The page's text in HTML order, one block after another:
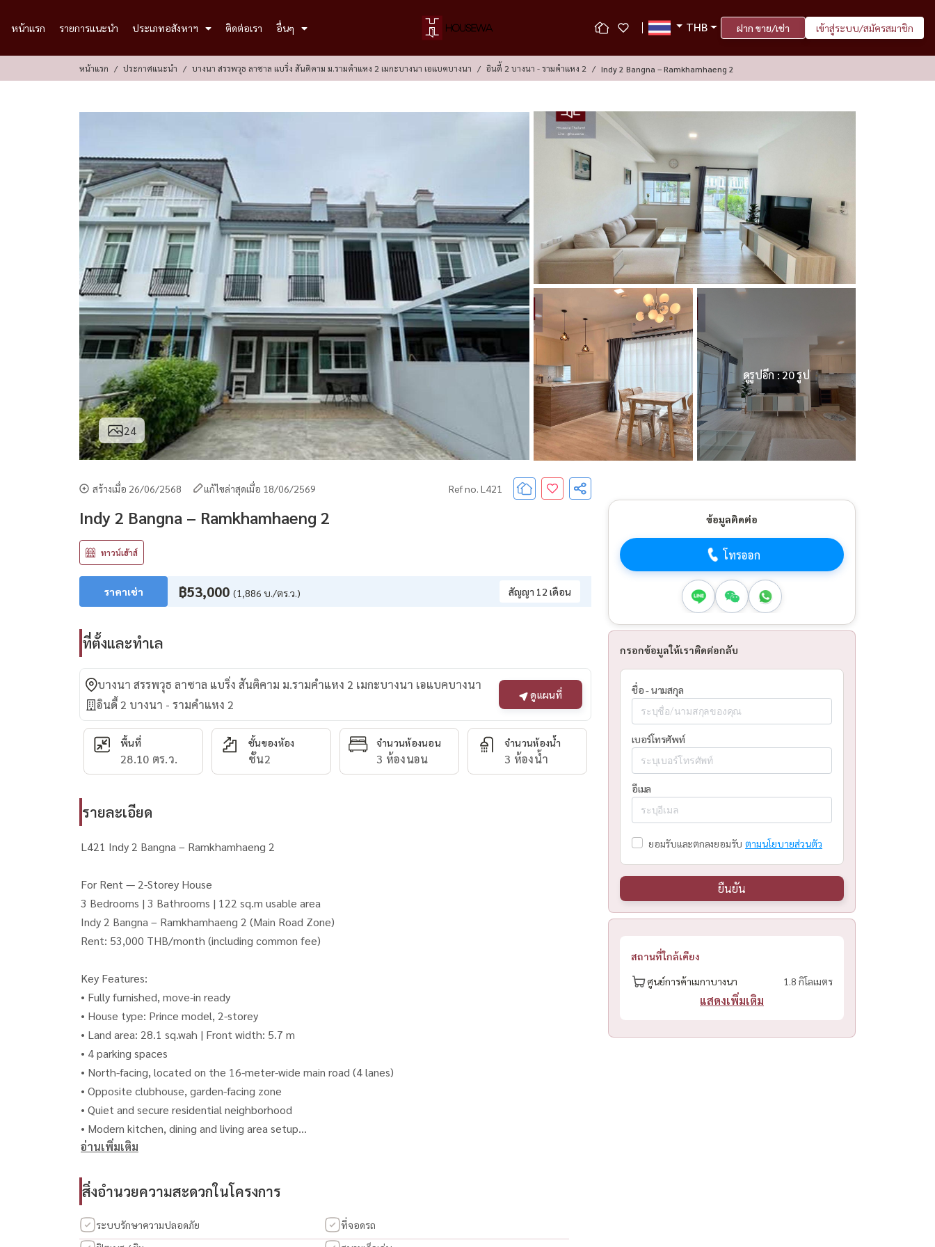
หน้าแรก รายการแนะนำ ประเภทอสังหาฯ ติดต่อเรา อื่นๆ THB ฝาก ขาย/เช่า เข้าสู่ระบบ/สมัครสมาชิก
หน้าแรก ประกาศแนะนำ บางนา สรรพวุธ ลาซาล แบริ่ง สันติคาม ม.รามคำแหง 2 เมกะบางนา เอแบคบางนา อินดี้ 2 บางนา - รามคำแหง 2 Indy 2 Bangna – Ramkhamhaeng 2
24
ดูรูปอีก : 20 รูป
สร้างเมื่อ 26/06/2568 แก้ไขล่าสุดเมื่อ 18/06/2569 Ref no. L421
Indy 2 Bangna – Ramkhamhaeng 2
ทาวน์เฮ้าส์
ราคาเช่า ฿53,000 (1,886 บ./ตร.ว.) สัญญา 12 เดือน
ที่ตั้งและทำเล
บางนา สรรพวุธ ลาซาล แบริ่ง สันติคาม ม.รามคำแหง 2 เมกะบางนา เอแบคบางนา
อินดี้ 2 บางนา - รามคำแหง 2
ดูแผนที่
พื้นที่
28.10 ตร.ว.
ชั้นของห้อง
ชั้น2
จำนวนห้องนอน
3 ห้องนอน
จำนวนห้องน้ำ
3 ห้องน้ำ
รายละเอียด
L421 Indy 2 Bangna – Ramkhamhaeng 2
For Rent — 2-Storey House
3 Bedrooms | 3 Bathrooms | 122 sq.m usable area
Indy 2 Bangna – Ramkhamhaeng 2 (Main Road Zone)
Rent: 53,000 THB/month (including common fee)
Key Features:
• Fully furnished, move-in ready
• House type: Prince model, 2-storey
• Land area: 28.1 sq.wah | Front width: 5.7 m
• 4 parking spaces
• North-facing, located on the 16-meter-wide main road (4 lanes)
• Opposite clubhouse, garden-facing zone
• Quiet and secure residential neighborhood
• Modern kitchen, dining and living area setup
• High privacy, ideal for family or work-from-home lifestyle
• New, clean, and ready to move in
Location:
Indy 2 Village, Bangna – Ramkhamhaeng 2
อ่านเพิ่มเติม
สิ่งอำนวยความสะดวกในโครงการ
ระบบรักษาความปลอดภัย
ที่จอดรถ
ข้อมูลติดต่อ
โทรออก
กรอกข้อมูลให้เราติดต่อกลับ
ชื่อ - นามสกุล
เบอร์โทรศัพท์
อีเมล
ยอมรับและตกลงยอมรับ ตามนโยบายส่วนตัว
ยืนยัน
สถานที่ใกล้เคียง
ศูนย์การค้าเมกาบางนา
1.8 กิโลเมตร
แสดงเพิ่มเติม